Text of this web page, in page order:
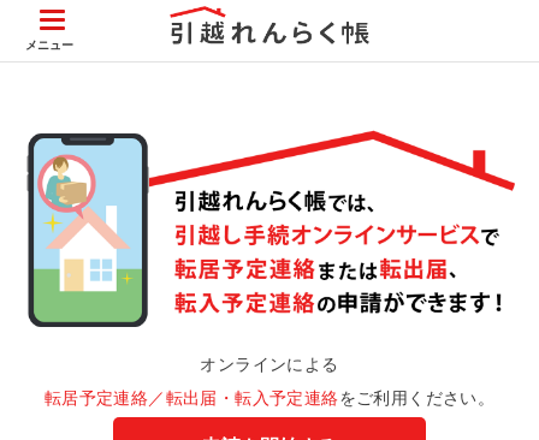
メニュー
オンラインによる
転居予定連絡／転出届・転入予定連絡をご利用ください。